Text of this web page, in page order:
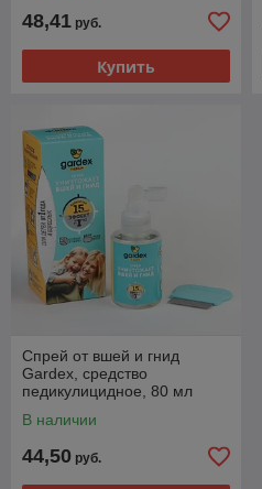
48,41 руб.
Купить
Спрей от вшей и гнид
Gardex, средство
педикулицидное, 80 мл
В наличии
44,50 руб.